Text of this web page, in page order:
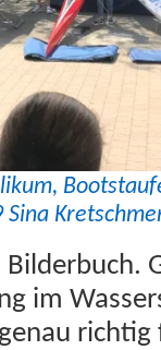
Sina
im
richtig